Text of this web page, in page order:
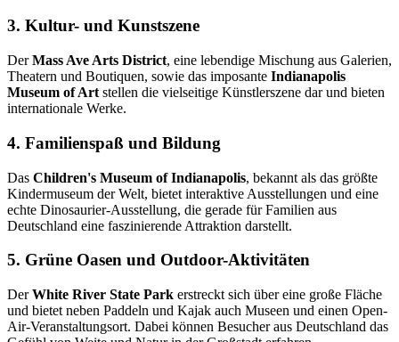
3. Kultur- und Kunstszene
DerMass Ave Arts District, eine lebendige Mischung aus Galerien,
Theatern und Boutiquen, sowie das imposante Indianapolis
Museum of Art stellen die vielseitige Künstlerszene dar und bieten
internationale Werke.
4. Familienspaß und Bildung
Das Children's Museum of Indianapolis, bekannt als das größte
Kindermuseum der Welt, bietet interaktive Ausstellungen und eine
echte Dinosaurier-Ausstellung, die gerade für Familien aus
Deutschland eine faszinierende Attraktion darstellt.
5. Grüne Oasen und Outdoor-Aktivitäten
DerWhite River State Park erstreckt sich über eine große Fläche
und bietet neben Paddeln und Kajak auch Museen und einen Open-
Air-Veranstaltungsort. Dabei können Besucher aus Deutschland das